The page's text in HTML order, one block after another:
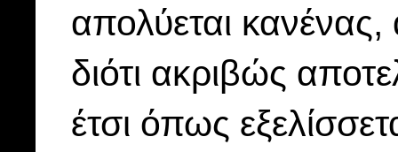
απολύεται
διότι ακριβώς
έτσι όπως